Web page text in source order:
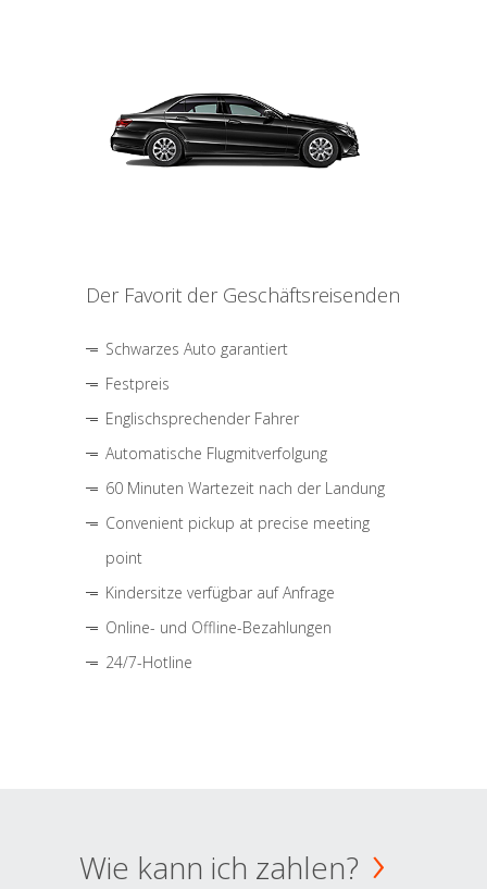
Der Favorit der Geschäftsreisenden
Schwarzes Auto garantiert
Festpreis
Englischsprechender Fahrer
Automatische Flugmitverfolgung
60 Minuten Wartezeit nach der Landung
Convenient pickup at precise meeting
point
Kindersitze verfügbar auf Anfrage
Online- und Offline-Bezahlungen
24/7-Hotline
Wie kann ich zahlen?